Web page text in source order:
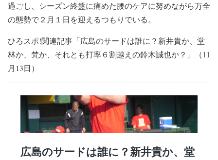
過ごし、シーズン終盤に痛めた腰のケアに努めながら万全
の態勢で２月１日を迎えるつもりでいる。
ひろスポ!関連記事「広島のサードは誰に？新井貴か、堂
林か、梵か、それとも打率６割越えの鈴木誠也か？」（11
月13日）